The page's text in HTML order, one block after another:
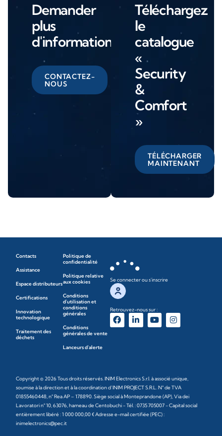
Demander
plus
d'informations
CONTACTEZ-
NOUS
Téléchargez
le
catalogue
«
Security
&
Comfort
»
TÉLÉCHARGER
MAINTENANT
Contacts
Assistance
Espace distributeurs
Certifications
Innovation
technologique
Traitement des
déchets
Politique de
confidentialité
Politique relative
aux cookies
Conditions
d'utilisation et
conditions
générales
Conditions
générales de vente
Lanceurs d'alerte
Se connecter ou s'inscrire
Retrouvez-nous sur :
Copyright © 2026 Tous droits réservés. INIM Electronics S.r.l. à associé unique,
soumise à la direction et à la coordination d’INIM PROJECT S.R.L. N° de TVA
01855460448, n° Rea AP – 178890. Siège social à Monteprandone (AP), Via dei
Lavoratori n° 10, 63076, hameau de Centobuchi - Tél. : 0735 705007 - Capital social
entièrement libéré : 1 000 000,00 € Adresse e-mail certifiée (PEC) :
inimelectronics@pec.it